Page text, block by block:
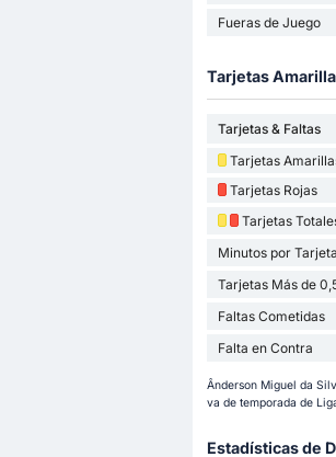
Fueras de Juego
Tarjetas
Tarjetas & Faltas
Tarjetas
Tarjetas Rojas
Tarjetas
Minutos por
Tarjetas Más de
Faltas Cometidas
Falta en Contra
Ânderson Miguel da
va de temporada de
Estadísticas de